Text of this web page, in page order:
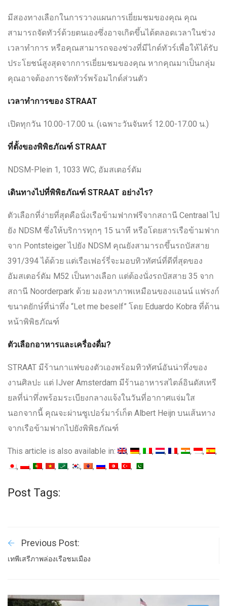
มีสองทางเลือกในการวางแผนการเยี่ยมชมของคุณ คุณ
สามารถจัดทัวร์ด้วยตนเองซึ่งอาจเกิดขึ้นได้ตลอดเวลาในช่วง
เวลาทำการ หรือคุณสามารถจองช่วงที่มีไกด์ทัวร์เพื่อให้ได้รับ
ประโยชน์สูงสุดจากการเยี่ยมชมของคุณ หากคุณมาเป็นกลุ่ม
คุณอาจต้องการจัดทัวร์พร้อมไกด์ส่วนตัว
เวลาทำการของ STRAAT
เปิดทุกวัน 10.00-17.00 น. (เฉพาะวันจันทร์ 12.00-17.00 น.)
ที่ตั้งของพิพิธภัณฑ์ STRAAT
NDSM-Plein 1, 1033 WC, อัมสเตอร์ดัม
เดินทางไปที่พิพิธภัณฑ์ STRAAT อย่างไร?
ตัวเลือกที่ง่ายที่สุดคือนั่งเรือข้ามฟากฟรีจากสถานี Centraal ไป
ยัง NDSM ซึ่งให้บริการทุกๆ 15 นาที หรือโดยสารเรือข้ามฟาก
จาก Pontsteiger ไปยัง NDSM คุณยังสามารถขึ้นรถบัสสาย
391/394 ได้ด้วย แต่เรือเฟอร์รี่จะมอบทิวทัศน์ที่ดีที่สุดของ
อัมสเตอร์ดัม M52 เป็นทางเลือก แต่ต้องนั่งรถบัสสาย 35 จาก
สถานี Noorderpark ด้วย มองหาภาพเหมือนของแอนน์ แฟรงก์
ขนาดยักษ์ที่น่าทึ่ง “Let me beself” โดย Eduardo Kobra ที่ด้าน
หน้าพิพิธภัณฑ์
ตัวเลือกอาหารและเครื่องดื่ม?
STRAAT มีร้านกาแฟของตัวเองพร้อมทิวทัศน์อันน่าทึ่งของ
งานศิลปะ แต่ IJver Amsterdam มีร้านอาหารสไตล์อินดัสเทรี
ยลที่น่าทึ่งพร้อมระเบียงกลางแจ้งในวันที่อากาศแจ่มใส
นอกจากนี้ คุณจะผ่านซูเปอร์มาร์เก็ต Albert Heijn บนเส้นทาง
จากเรือข้ามฟากไปยังพิพิธภัณฑ์
This article is also available in:
Post Tags:
Previous Post:
เทพีเสรีภาพล่องเรือชมเมือง